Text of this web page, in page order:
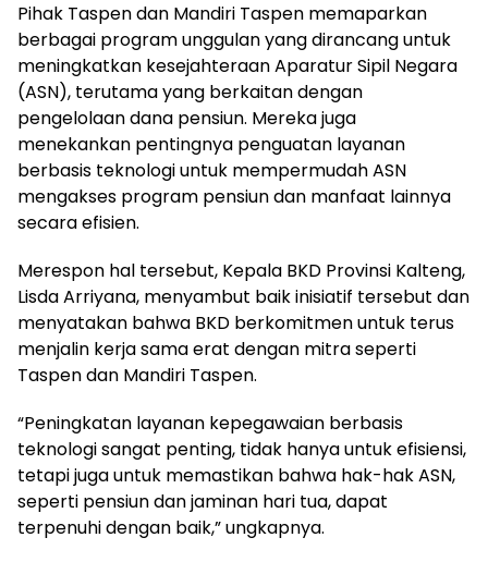
Pihak Taspen dan Mandiri Taspen memaparkan
berbagai program unggulan yang dirancang untuk
meningkatkan kesejahteraan Aparatur Sipil Negara
(ASN), terutama yang berkaitan dengan
pengelolaan dana pensiun. Mereka juga
menekankan pentingnya penguatan layanan
berbasis teknologi untuk mempermudah ASN
mengakses program pensiun dan manfaat lainnya
secara efisien.
Merespon hal tersebut, Kepala BKD Provinsi Kalteng,
Lisda Arriyana, menyambut baik inisiatif tersebut dan
menyatakan bahwa BKD berkomitmen untuk terus
menjalin kerja sama erat dengan mitra seperti
Taspen dan Mandiri Taspen.
“Peningkatan layanan kepegawaian berbasis
teknologi sangat penting, tidak hanya untuk efisiensi,
tetapi juga untuk memastikan bahwa hak-hak ASN,
seperti pensiun dan jaminan hari tua, dapat
terpenuhi dengan baik,” ungkapnya.